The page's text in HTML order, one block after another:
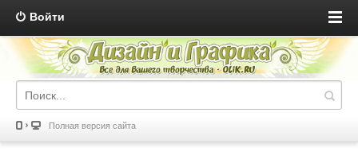
Войти
Полная версия сайта